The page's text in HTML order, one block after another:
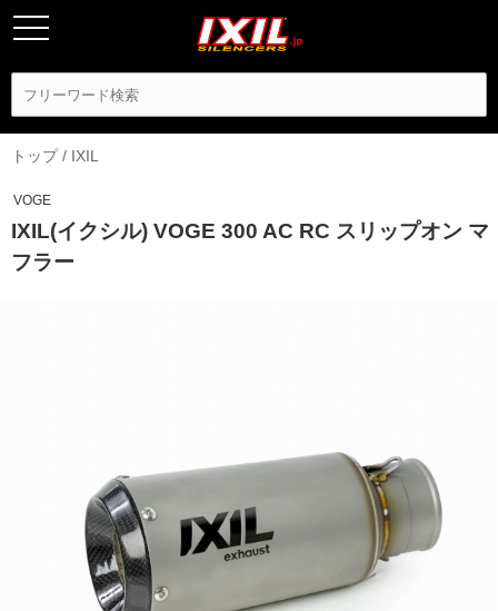
トップ/ IXIL
VOGE
IXIL(イクシル) VOGE 300 AC RC スリップオン マ
フラー